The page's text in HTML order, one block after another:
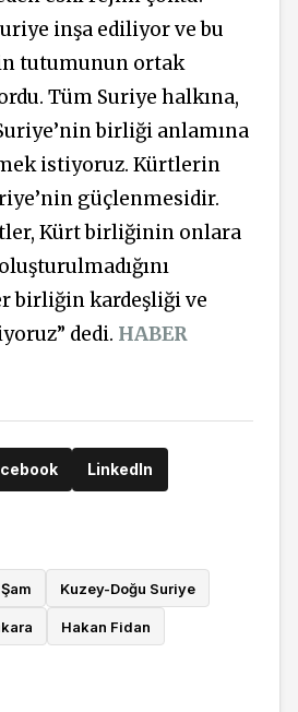
inşa ediliyor ve bu
tutumunun ortak
Tüm Suriye halkına,
birliği anlamına
istiyoruz. Kürtlerin
güçlenmesidir.
Kürt birliğinin onlara
birliğin kardeşliği ve
dedi. HABER
LinkedIn
Şam Kuzey-Doğu Suriye
Hakan Fidan